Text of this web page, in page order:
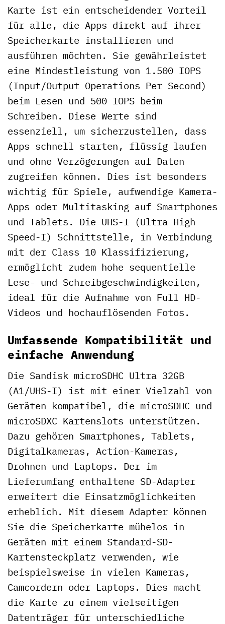
Karte ist ein entscheidender Vorteil
für alle, die Apps direkt auf ihrer
Speicherkarte installieren und
ausführen möchten. Sie gewährleistet
eine Mindestleistung von 1.500 IOPS
(Input/Output Operations Per Second)
beim Lesen und 500 IOPS beim
Schreiben. Diese Werte sind
essenziell, um sicherzustellen, dass
Apps schnell starten, flüssig laufen
und ohne Verzögerungen auf Daten
zugreifen können. Dies ist besonders
wichtig für Spiele, aufwendige Kamera-
Apps oder Multitasking auf Smartphones
und Tablets. Die UHS-I (Ultra High
Speed-I) Schnittstelle, in Verbindung
mit der Class 10 Klassifizierung,
ermöglicht zudem hohe sequentielle
Lese- und Schreibgeschwindigkeiten,
ideal für die Aufnahme von Full HD-
Videos und hochauflösenden Fotos.
Umfassende Kompatibilität und
einfache Anwendung
Die Sandisk microSDHC Ultra 32GB
(A1/UHS-I) ist mit einer Vielzahl von
Geräten kompatibel, die microSDHC und
microSDXC Kartenslots unterstützen.
Dazu gehören Smartphones, Tablets,
Digitalkameras, Action-Kameras,
Drohnen und Laptops. Der im
Lieferumfang enthaltene SD-Adapter
erweitert die Einsatzmöglichkeiten
erheblich. Mit diesem Adapter können
Sie die Speicherkarte mühelos in
Geräten mit einem Standard-SD-
Kartensteckplatz verwenden, wie
beispielsweise in vielen Kameras,
Camcordern oder Laptops. Dies macht
die Karte zu einem vielseitigen
Datenträger für unterschiedliche